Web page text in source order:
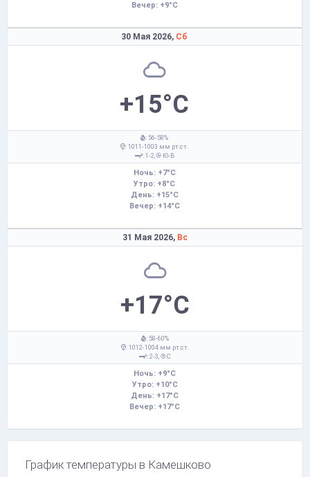
Вечер: +9°C
30 Мая 2026, Сб
+15°C
: 56-58%
: 1011-1003 мм рт.ст.
: 1-2,
Ю-В
Ночь: +7°C
Утро: +8°C
День: +15°C
Вечер: +14°C
31 Мая 2026, Вс
+17°C
: 58-60%
: 1012-1004 мм рт.ст.
: 2-3,
С
Ночь: +9°C
Утро: +10°C
День: +17°C
Вечер: +17°C
График температуры в Камешково